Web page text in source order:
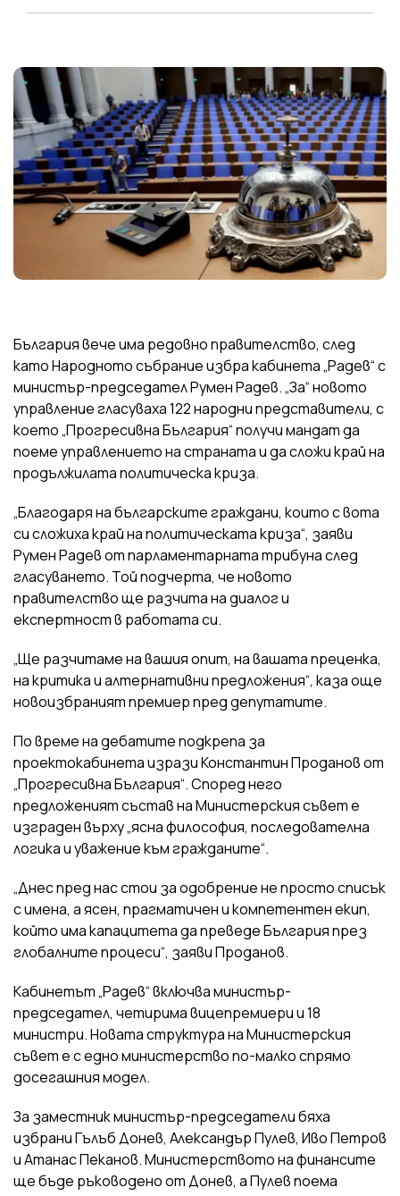
България вече има редовно правителство, след
като Народното събрание избра кабинета „Радев“ с
министър-председател Румен Радев. „За“ новото
управление гласуваха 122 народни представители, с
което „Прогресивна България“ получи мандат да
поеме управлението на страната и да сложи край на
продължилата политическа криза.
„Благодаря на българските граждани, които с вота
си сложиха край на политическата криза“, заяви
Румен Радев от парламентарната трибуна след
гласуването. Той подчерта, че новото
правителство ще разчита на диалог и
експертност в работата си.
„Ще разчитаме на вашия опит, на вашата преценка,
на критика и алтернативни предложения“, каза още
новоизбраният премиер пред депутатите.
По време на дебатите подкрепа за
проектокабинета изрази Константин Проданов от
„Прогресивна България“. Според него
предложеният състав на Министерския съвет е
изграден върху „ясна философия, последователна
логика и уважение към гражданите“.
„Днес пред нас стои за одобрение не просто списък
с имена, а ясен, прагматичен и компетентен екип,
който има капацитета да преведе България през
глобалните процеси“, заяви Проданов.
Кабинетът „Радев“ включва министър-
председател, четирима вицепремиери и 18
министри. Новата структура на Министерския
съвет е с едно министерство по-малко спрямо
досегашния модел.
За заместник министър-председатели бяха
избрани Гълъб Донев, Александър Пулев, Иво Петров
и Атанас Пеканов. Министерството на финансите
ще бъде ръководено от Донев, а Пулев поема